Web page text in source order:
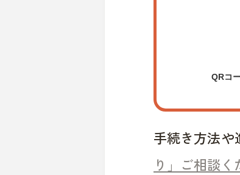
QRコ
手続き方法や
り」ご相談く